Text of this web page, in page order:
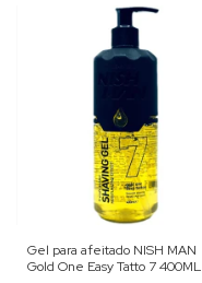
Gel para afeitado NISH MAN
Gold One Easy Tatto 7 400ML